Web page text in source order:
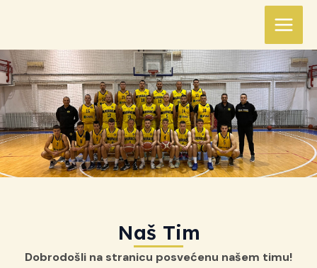
content
MAIN
Naš Tim
Dobrodošli na stranicu posvećenu našem timu!